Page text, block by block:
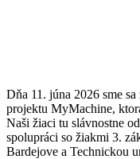
Dňa 11. júna 2026 sme
projektu MyMachine,
Naši žiaci tu slávnostne
spolupráci so žiakmi 3.
Bardejove a Technickou